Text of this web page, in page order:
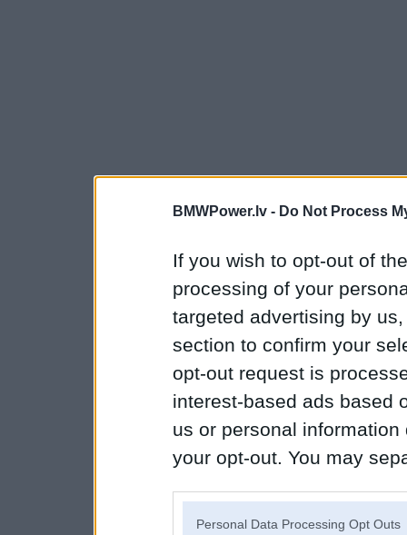
BMWPower.lv - Do Not Process
If you wish to opt-out of
processing of your
targeted advertising by
section to confirm your
opt-out request is
interest-based ads based
us or personal
your opt-out. You may
Personal Data Processing Opt Outs